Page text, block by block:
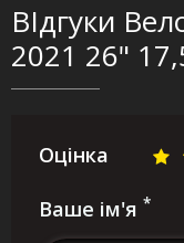
ВІдгуки
2021 26"
Оцінка
Ваше ім'я *